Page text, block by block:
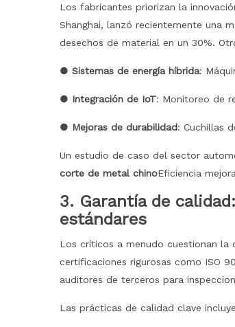
Los fabricantes priorizan la
Shanghai, lanzó recientemente una
desechos de material en un 30%.
● Sistemas de energía híbrida:
● Integración de IoT: Monitoreo de
● Mejoras de durabilidad: Cuchillas
Un estudio de caso del sector
corte de metal chinoEficiencia
3. Garantía de
estándares
Los críticos a menudo cuestionan la
certificaciones rigurosas como ISO
auditores de terceros para
Las prácticas de calidad clave